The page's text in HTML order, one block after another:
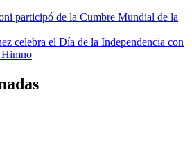
participó de la Cumbre Mundial de la
celebra el Día de la Independencia con
Himno